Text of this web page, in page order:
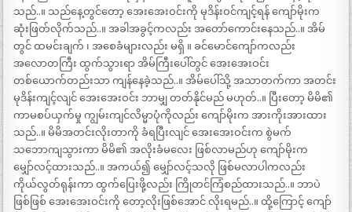
သည်..။ သည်နေ့တွင်တော့ အေးအေးဝင်းကို မုဒိန်းဝင်ကျင့်ရန် ကျော်မိုးက
ဆုံးဖြတ်လိုက်သည်..။ အခါအခွင့်ကလည်း အတော်ကောင်းနေသည်..။ အိမ်
တွင် ထမင်းချက် ၊ အစေခံများလည်း မရှိ ။ ခင်မောင်ကျော်ကလည်း
အလောတကြီး ထွက်သွားရာ အိမ်ကြီးပေါ်တွင် အေးအေးဝင်း
တစ်ယောက်တည်းသာ ကျန်နေခဲ့သည်..။ အိမ်ပေါ်သို့ အသာတက်ကာ အတင်း
မုဒိန်းကျင့်လျင် အေးအေးဝင်း ဘာမျှ တတ်နိုင်မည် မဟုတ်..။ ပြီးတော့ မိမိ၏
ကာမစပ်ယှက်မှု ကျွမ်းကျင်လိမ္မာပုံကိုလည်း ကျော်မိုးက အားကိုးအားထား
သည်..။ မိမိအတင်းလိုးတာကို ခံရပြီးလျင် အေးအေးဝင်းက စွဲမက်
သဘောကျသွားကာ မိမိ၏ အလိုးခံမလေး ဖြစ်လာမည်ဟု ကျော်မိုးက
မျှော်လင့်ထားသည်..။ အကယ်၍ မျှော်လင့်သလို ဖြစ်မလာပါကလည်း
ကိုယ်လွတ်ရုန်းကာ ထွက်ပြေးဖို့လည်း ကြိုတင်ကြံစည်ထားသည်..။ ဘာပဲ
ဖြစ်ဖြစ် အေးအေးဝင်းကို တော့လိုးဖြစ်အောင် လိုးရမည်..။ ထို့ကြောင့် ကျော်